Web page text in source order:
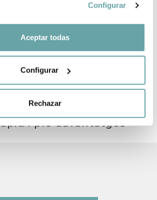
Configurar
Aceptar todas
Configurar
Rechazar
TAMBÉ VAN VEURE
i ple davantatges